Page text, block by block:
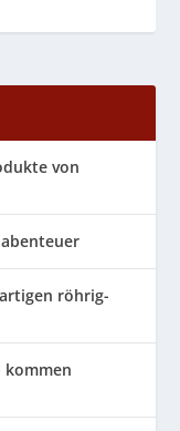
von
röhrig-
kommen